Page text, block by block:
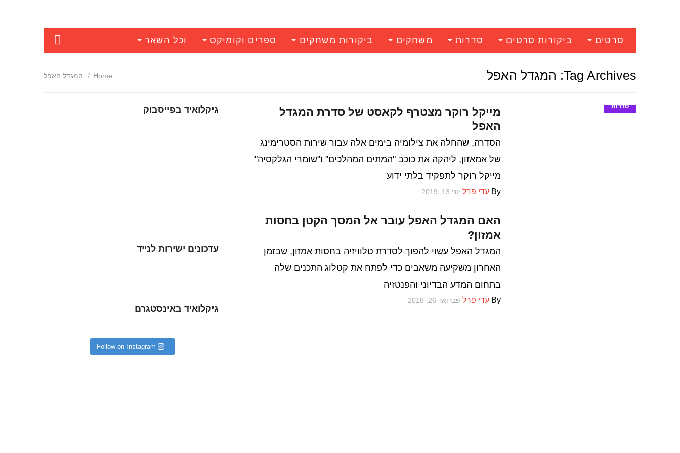
סרטים ביקורות סרטים סדרות משחקים ביקורות משחקים ספרים וקומיקס וכל השאר
Tag Archives: המגדל האפל Home המגדל האפל
סדרות
מייקל רוקר מצטרף לקאסט של סדרת המגדל
האפל
הסדרה, שהחלה את צילומיה בימים אלה עבור שירות הסטרימינג
של אמאזון, ליהקה את כוכב "המתים המהלכים" ו"שומרי הגלקסיה"
מייקל רוקר לתפקיד בלתי ידוע
By עדי פרל יוני 13, 2019
האם המגדל האפל עובר אל המסך הקטן בחסות
אמזון?
המגדל האפל עשוי להפוך לסדרת טלוויזיה בחסות אמזון, שבזמן
האחרון משקיעה משאבים כדי לפתח את קטלוג התכנים שלה
בתחום המדע הבדיוני והפנטזיה
By עדי פרל פברואר 26, 2018
גיקלואיד בפייסבוק
עדכונים ישירות לנייד
גיקלואיד באינסטגרם
Follow on Instagram